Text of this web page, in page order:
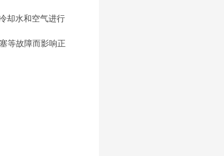
却水和空气进行
等故障而影响正